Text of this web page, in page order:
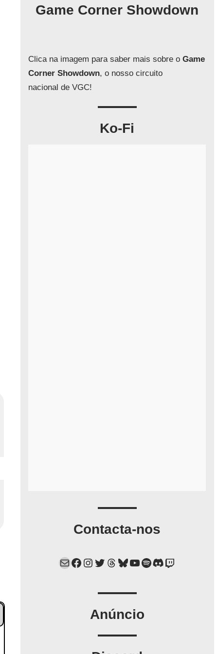
Game Corner Showdown
Clica na imagem para saber mais sobre oGame
Corner Showdown, o nosso circuito
nacional de VGC!
Ko-Fi
Contacta-nos
Mail Facebook Instagram Twitter Threads Bluesky YouTube Spotify Discord Twitch
Anúncio